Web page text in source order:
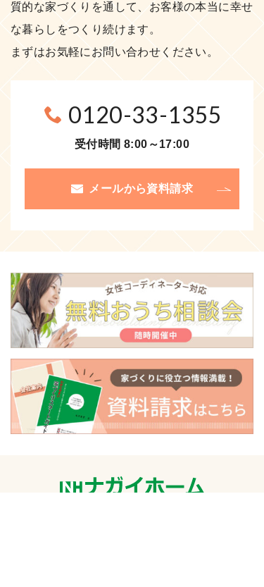
質的な家づくりを通して、お客様の本当に幸せ
な暮らしをつくり続けます。
まずはお気軽にお問い合わせください。
0120-33-1355
受付時間 8:00～17:00
メールから資料請求